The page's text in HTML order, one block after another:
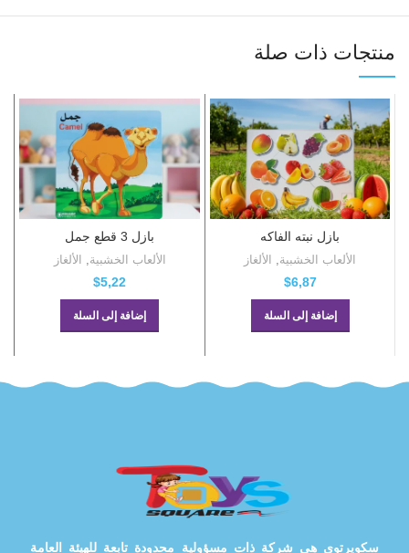
منتجات ذات صلة
بازل نبته الفاكه
الألعاب الخشبية الألغاز
$6,87
إضافة إلى السلة
بازل 3 قطع جمل
الألعاب الخشبية, الألغاز
$5,22
إضافة إلى السلة
سكويرتوي هي شركة ذات مسؤولية محدودة تابعة للهيئة العامة